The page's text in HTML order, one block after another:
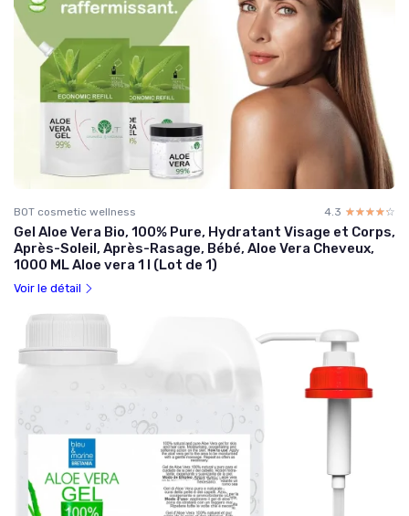
BOT cosmetic wellness 4.3 ☆☆☆☆☆
★★★★★
Gel Aloe Vera Bio, 100% Pure, Hydratant Visage et Corps,
Après-Soleil, Après-Rasage, Bébé, Aloe Vera Cheveux,
1000 ML Aloe vera 1 l (Lot de 1)
Voir le détail